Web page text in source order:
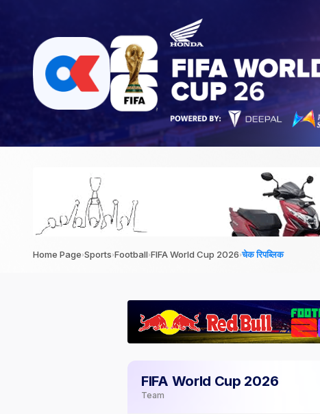
Home Page›Sports›Football›FIFA World Cup 2026›चेक रिपब्लिक
FIFA World Cup 2026
Team